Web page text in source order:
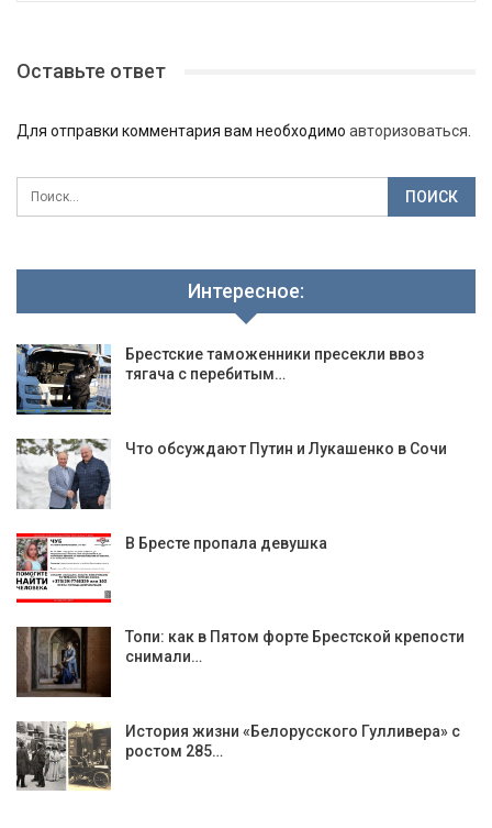
Оставьте ответ
Для отправки комментария вам необходимо авторизоваться.
Интересное:
Брестские таможенники пресекли ввоз
тягача с перебитым…
Что обсуждают Путин и Лукашенко в Сочи
В Бресте пропала девушка
Топи: как в Пятом форте Брестской крепости
снимали…
История жизни «Белорусского Гулливера» с
ростом 285…